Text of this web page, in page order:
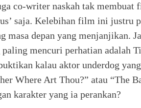
co-writer naskah tak membuat
saja. Kelebihan film ini justru
masa depan yang menjanjikan.
mencuri perhatian adalah
kalau aktor underdog
Where Art Thou?” atau “The
karakter yang ia perankan?